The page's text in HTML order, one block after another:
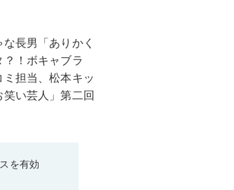
長男「ありかく
！ボキャブラ
担当、松本キッ
い芸人」第二回
を有効